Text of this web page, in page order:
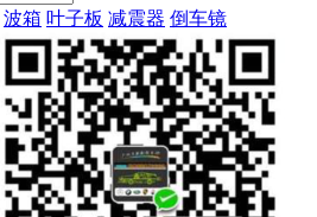
波箱 叶子板 减震器 倒车镜